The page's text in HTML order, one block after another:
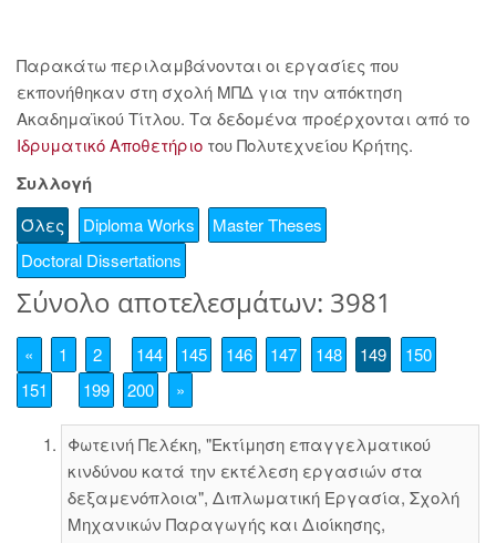
Παρακάτω περιλαμβάνονται οι εργασίες που
εκπονήθηκαν στη σχολή ΜΠΔ για την απόκτηση
Ακαδημαϊκού Τίτλου. Τα δεδομένα προέρχονται από το
Ιδρυματικό Αποθετήριο του Πολυτεχνείου Κρήτης.
Συλλογή
Όλες Diploma Works
Master Theses
Doctoral Dissertations
Σύνολο αποτελεσμάτων: 3981
« 1 2 144 145 146 147 148 149
150
151
199 200 »
Φωτεινή Πελέκη, "Εκτίμηση επαγγελματικού
κινδύνου κατά την εκτέλεση εργασιών στα
δεξαμενόπλοια", Διπλωματική Εργασία, Σχολή
Μηχανικών Παραγωγής και Διοίκησης,